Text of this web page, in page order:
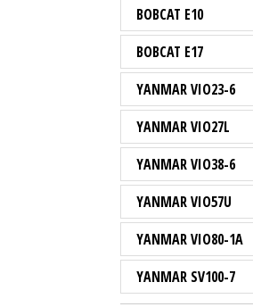
BOBCAT E10
BOBCAT E17
YANMAR VIO23-6
YANMAR VIO27L
YANMAR VIO38-6
YANMAR VIO57U
YANMAR VIO80-1A
YANMAR SV100-7